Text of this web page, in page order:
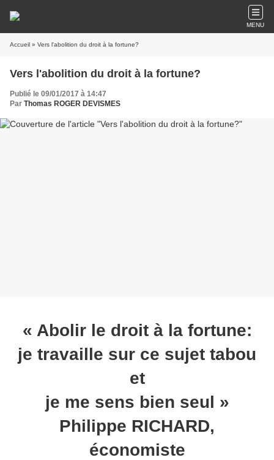
MENU
Accueil » Vers l'abolition du droit à la fortune?
Vers l'abolition du droit à la fortune?
Publié le 09/01/2017 à 14:47
Par Thomas ROGER DEVISMES
« Abolir le droit à la fortune:
je travaille sur ce sujet tabou
et
je me sens bien seul »
Philippe RICHARD,
économiste